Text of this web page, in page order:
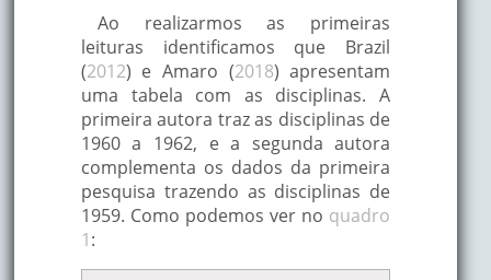
Ao realizarmos as primeiras
leituras identificamos que Brazil
(2012) e Amaro (2018) apresentam
uma tabela com as disciplinas. A
primeira autora traz as disciplinas de
1960 a 1962, e a segunda autora
complementa os dados da primeira
pesquisa trazendo as disciplinas de
1959. Como podemos ver no quadro
1: